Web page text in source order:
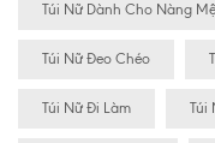
Túi Nữ Dành Cho Nàng
Túi Nữ Đeo Chéo
Túi Nữ Đi Làm Túi